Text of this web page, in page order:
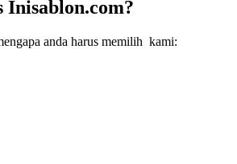
Inisablon.com?
anda harus memilih kami: